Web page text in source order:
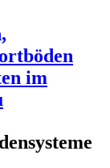
im